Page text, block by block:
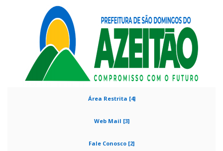
Área Restrita [4]
Web Mail [3]
Fale Conosco [2]